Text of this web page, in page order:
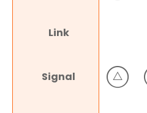
Link
Signal